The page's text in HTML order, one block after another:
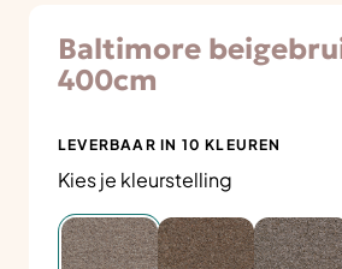
Baltimore
400cm
LEVERBAAR IN 10 KLEUREN
Kies je kleurstelling